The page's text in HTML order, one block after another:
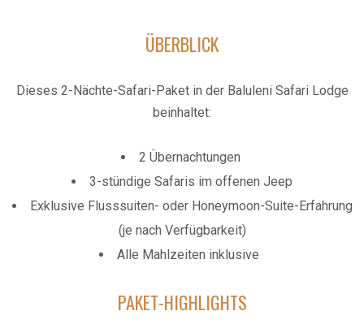
ÜBERBLICK
Dieses 2-Nächte-Safari-Paket in der Baluleni Safari Lodge
beinhaltet:
2 Übernachtungen
3-stündige Safaris im offenen Jeep
Exklusive Flusssuiten- oder Honeymoon-Suite-Erfahrung
(je nach Verfügbarkeit)
Alle Mahlzeiten inklusive
PAKET-HIGHLIGHTS